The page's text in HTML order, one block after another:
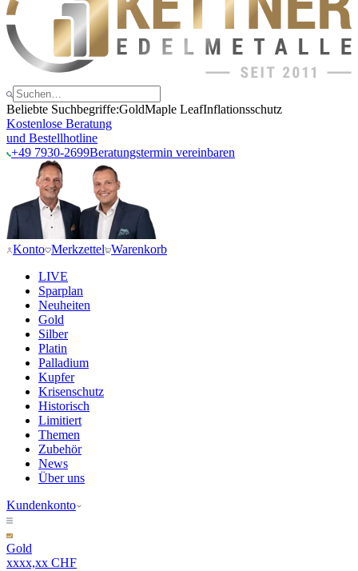
Beliebte Suchbegriffe:GoldMaple LeafInflationsschutz
Kostenlose Beratung
und Bestellhotline
+49 7930-2699Beratungstermin vereinbaren
Konto Merkzettel Warenkorb
LIVE
Sparplan
Neuheiten
Gold
Silber
Platin
Palladium
Kupfer
Krisenschutz
Historisch
Limitiert
Themen
Zubehör
News
Über uns
Kundenkonto
Gold
xxxx,xx CHF